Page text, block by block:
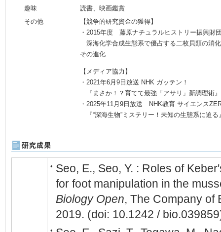
趣味
読書、映画鑑賞
その他
【競争的研究資金の獲得】
・2015年度 藤原ナチュラルヒストリー振興財
深海化学合成生態系で優占する二枚貝類の消
その進化
【メディア協力】
・2021年6月9日放送 NHK ガッテン！
『まさか！？育てて最強「アサリ」新調理術
・2025年11月9日放送 NHK教育 サイエンス
『“深海生物”ミステリー！未知の生態系に迫る
• Seo, E., Seo, Y. : Roles of
for foot manipulation in the
Biology Open, The Company of
2019. (doi: 10.1242 /
•